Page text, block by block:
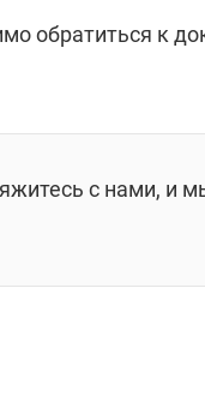
обратиться к
с нами, и